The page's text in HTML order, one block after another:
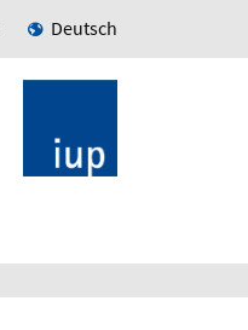
Deutsch